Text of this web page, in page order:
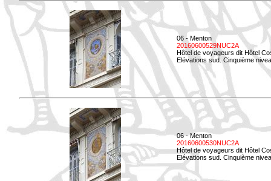
06 - Menton
20160600529NUC2A
Hôtel de voyageurs dit Hôtel
Elévations sud. Cinquième
06 - Menton
20160600530NUC2A
Hôtel de voyageurs dit Hôtel
Elévations sud. Cinquième